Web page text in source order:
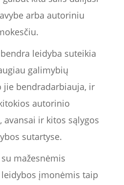
arba autoriniu
leidyba suteikia
galimybių
bendradarbiauja, ir
autorinio
ir kitos sąlygos
sutartyse.
mažesnėmis
įmonėmis taip